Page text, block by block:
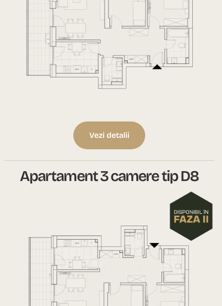
Vezi detalii
Apartament 3 camere tip D8